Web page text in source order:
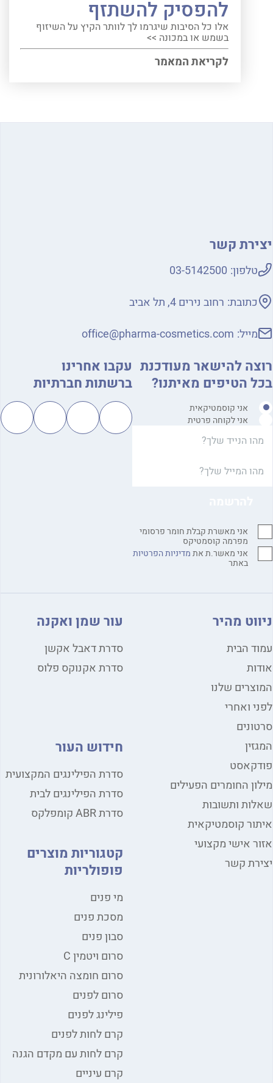
להפסיק להשתזף
אלו כל הסיבות שיגרמו לך לוותר הקיץ על השיזוף
בשמש או במכונה >>
לקריאת המאמר
קשר
טלפון: 03-5142500
כתובת: רחוב נירים 4, תל אביב
מייל:office@pharma-cosmetics.com
להישאר מעודכנת
הטיפים מאיתנו?
אני קוסמטיקאית
אני לקוחה פרטית
אני מאשרת קבלת חומר פרסומי
מפרמה קוסמטיקס
אני מאשר.ת אתמדיניות הפרטיות
באתר
עקבו אחרינו
ברשתות חברתיות
מהיר
הבית
שלנו
ואחרי
החומרים הפעילים
ותשובות
קוסמטיקאית
אישי מקצועי
קשר
עור שמן ואקנה
סדרת דאבל אקשן
סדרת אקנוקס פלוס
חידוש העור
סדרת הפילינגים המקצועית
סדרת הפילינגים לבית
סדרת ABR קומפלקס
קטגוריות מוצרים
פופולריות
מי פנים
מסכת פנים
סבון פנים
סרום ויטמין C
סרום חומצה היאלורונית
סרום לפנים
פילינג לפנים
קרם לחות לפנים
קרם לחות עם מקדם הגנה
קרם עיניים